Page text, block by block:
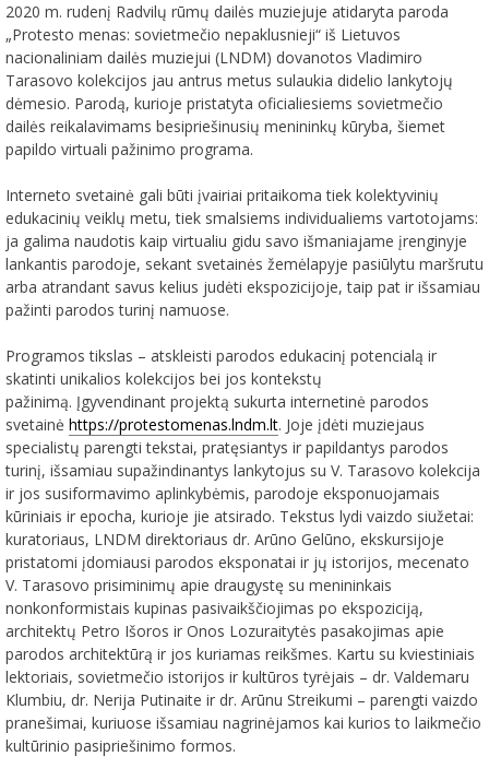
2020 m. rudenį Radvilų rūmų dailės muziejuje atidaryta paroda
„Protesto menas: sovietmečio nepaklusnieji“ iš Lietuvos
nacionaliniam dailės muziejui (LNDM) dovanotos Vladimiro
Tarasovo kolekcijos jau antrus metus sulaukia didelio lankytojų
dėmesio. Parodą, kurioje pristatyta oficialiesiems sovietmečio
dailės reikalavimams besipriešinusių menininkų kūryba, šiemet
papildo virtuali pažinimo programa.
Interneto svetainė gali būti įvairiai pritaikoma tiek kolektyvinių
edukacinių veiklų metu, tiek smalsiems individualiems vartotojams:
ja galima naudotis kaip virtualiu gidu savo išmaniajame įrenginyje
lankantis parodoje, sekant svetainės žemėlapyje pasiūlytu maršrutu
arba atrandant savus kelius judėti ekspozicijoje, taip pat ir išsamiau
pažinti parodos turinį namuose.
Programos tikslas – atskleisti parodos edukacinį potencialą ir
skatinti unikalios kolekcijos bei jos kontekstų
pažinimą. Įgyvendinant projektą sukurta internetinė parodos
svetainė https://protestomenas.lndm.lt. Joje įdėti muziejaus
specialistų parengti tekstai, pratęsiantys ir papildantys parodos
turinį, išsamiau supažindinantys lankytojus su V. Tarasovo kolekcija
ir jos susiformavimo aplinkybėmis, parodoje eksponuojamais
kūriniais ir epocha, kurioje jie atsirado. Tekstus lydi vaizdo siužetai:
kuratoriaus, LNDM direktoriaus dr. Arūno Gelūno, ekskursijoje
pristatomi įdomiausi parodos eksponatai ir jų istorijos, mecenato
V. Tarasovo prisiminimų apie draugystę su menininkais
nonkonformistais kupinas pasivaikščiojimas po ekspoziciją,
architektų Petro Išoros ir Onos Lozuraitytės pasakojimas apie
parodos architektūrą ir jos kuriamas reikšmes. Kartu su kviestiniais
lektoriais, sovietmečio istorijos ir kultūros tyrėjais – dr. Valdemaru
Klumbiu, dr. Nerija Putinaite ir dr. Arūnu Streikumi – parengti vaizdo
pranešimai, kuriuose išsamiau nagrinėjamos kai kurios to laikmečio
kultūrinio pasipriešinimo formos.